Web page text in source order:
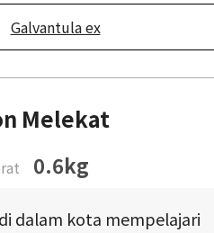
Galvantula ex
Melekat
0.6kg
dalam kota mempelajari